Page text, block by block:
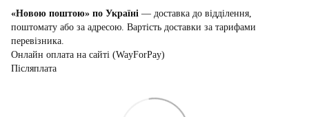
«Новою поштою» по Україні — доставка до відділення,
поштомату або за адресою. Вартість доставки за тарифами
перевізника.
Онлайн оплата на сайті (WayForPay)
Післяплата